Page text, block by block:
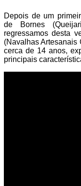
Depois de um
de Bornes
regressamos desta
(Navalhas Artesanais
cerca de 14 anos,
principais